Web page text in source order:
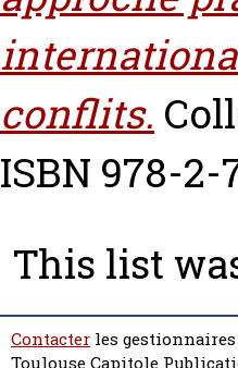
conflits.
ISBN 978-2-
This list
Contacter les